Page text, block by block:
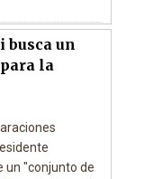
busca un
la
un "conjunto de